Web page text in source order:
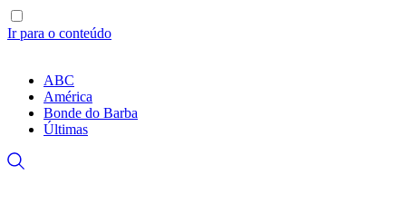
Ir para o conteúdo
ABC
América
Bonde do Barba
Últimas